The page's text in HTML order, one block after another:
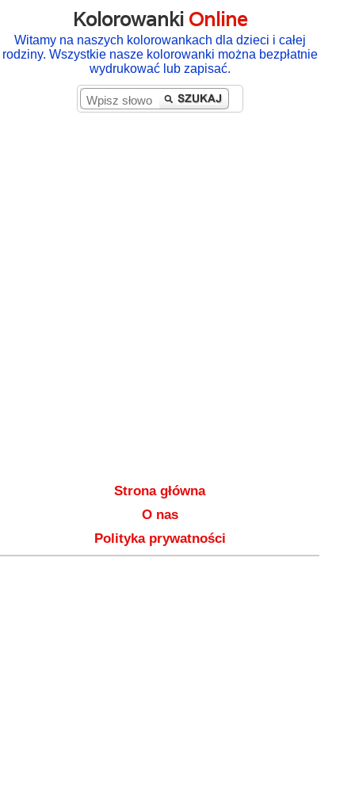
Kolorowanki Online
Witamy na naszych kolorowankach dla dzieci i całej
rodziny. Wszystkie nasze kolorowanki można bezpłatnie
wydrukować lub zapisać.
Strona główna
O nas
Polityka prywatności